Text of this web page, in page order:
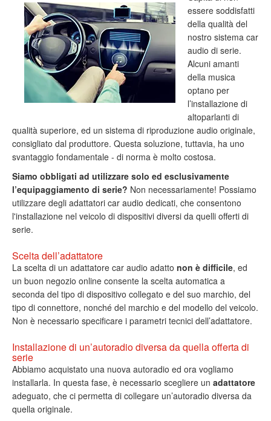
essere soddisfatti
della qualità del
nostro sistema car
audio di serie.
Alcuni amanti
della musica
optano per
l’installazione di
altoparlanti di
qualità superiore, ed un sistema di riproduzione audio originale,
consigliato dal produttore. Questa soluzione, tuttavia, ha uno
svantaggio fondamentale - di norma è molto costosa.
Siamo obbligati ad utilizzare solo ed esclusivamente
l’equipaggiamento di serie? Non necessariamente! Possiamo
utilizzare degli adattatori car audio dedicati, che consentono
l'installazione nel veicolo di dispositivi diversi da quelli offerti di
serie.
Scelta dell’adattatore
La scelta di un adattatore car audio adatto non è difficile, ed
un buon negozio online consente la scelta automatica a
seconda del tipo di dispositivo collegato e del suo marchio, del
tipo di connettore, nonché del marchio e del modello del veicolo.
Non è necessario specificare i parametri tecnici dell’adattatore.
Installazione di un’autoradio diversa da quella offerta di
serie
Abbiamo acquistato una nuova autoradio ed ora vogliamo
installarla. In questa fase, è necessario scegliere un adattatore
adeguato, che ci permetta di collegare un’autoradio diversa da
quella originale.